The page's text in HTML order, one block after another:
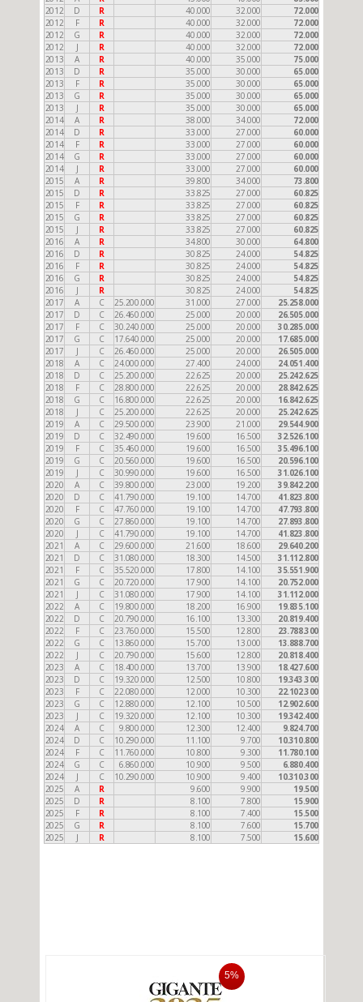
2012
D R 40.000 32.000
72.000
2012
F R 40.000 32.000
72.000
2012
G R 40.000 32.000
72.000
2012
J R 40.000 32.000
72.000
2013
A R 40.000 35.000
75.000
2013
D R 35.000 30.000
65.000
2013
F R 35.000 30.000
65.000
2013
G R 35.000 30.000
65.000
2013
J R 35.000 30.000
65.000
2014
A R 38.000 34.000
72.000
2014
D R 33.000 27.000
60.000
2014
F R 33.000 27.000
60.000
2014
G R 33.000 27.000
60.000
2014
J R 33.000 27.000
60.000
2015
A R 39.800 34.000
73.800
2015
D R 33.825 27.000
60.825
2015
F R 33.825 27.000
60.825
2015
G R 33.825 27.000
60.825
2015
J R 33.825 27.000
60.825
2016
A R 34.800 30.000
64.800
2016
D R 30.825 24.000
54.825
2016
F R 30.825 24.000
54.825
2016
G R 30.825 24.000
54.825
2016
J R 30.825 24.000
54.825
2017
A C 25.200.000 31.000 27.000
25.258.000
2017
D C 26.460.000 25.000 20.000
26.505.000
2017
F C 30.240.000 25.000 20.000
30.285.000
2017
G C 17.640.000 25.000 20.000
17.685.000
2017
J C 26.460.000 25.000 20.000
26.505.000
2018
A C 24.000.000 27.400 24.000
24.051.400
2018
D C 25.200.000 22.625 20.000
25.242.625
2018
F C 28.800.000 22.625 20.000
28.842.625
2018
G C 16.800.000 22.625 20.000
16.842.625
2018
J C 25.200.000 22.625 20.000
25.242.625
2019
A C 29.500.000 23.900 21.000
29.544.900
2019
D C 32.490.000 19.600 16.500
32.526.100
2019
F C 35.460.000 19.600 16.500
35.496.100
2019
G C 20.560.000 19.600 16.500
20.596.100
2019
J C 30.990.000 19.600 16.500
31.026.100
2020
A C 39.800.000 23.000 19.200
39.842.200
2020
D C 41.790.000 19.100 14.700
41.823.800
2020
F C 47.760.000 19.100 14.700
47.793.800
2020
G C 27.860.000 19.100 14.700
27.893.800
2020
J C 41.790.000 19.100 14.700
41.823.800
2021
A C 29.600.000 21.600 18.600
29.640.200
2021
D C 31.080.000 18.300 14.500
31.112.800
2021
F C 35.520.000 17.800 14.100
35.551.900
2021
G C 20.720.000 17.900 14.100
20.752.000
2021
J C 31.080.000 17.900 14.100
31.112.000
2022
A C 19.800.000 18.200 16.900
19.835.100
2022
D C 20.790.000 16.100 13.300
20.819.400
2022
F C 23.760.000 15.500 12.800
23.788.300
2022
G C 13.860.000 15.700 13.000
13.888.700
2022
J C 20.790.000 15.600 12.800
20.818.400
2023
A C 18.400.000 13.700 13.900
18.427.600
2023
D C 19.320.000 12.500 10.800
19.343.300
2023
F C 22.080.000 12.000 10.300
22.102.300
2023
G C 12.880.000 12.100 10.500
12.902.600
2023
J C 19.320.000 12.100 10.300
19.342.400
2024
A C 9.800.000 12.300 12.400
9.824.700
2024
D C 10.290.000 11.100 9.700
10.310.800
2024
F C 11.760.000 10.800 9.300
11.780.100
2024
G C 6.860.000 10.900 9.500
6.880.400
2024
J C 10.290.000 10.900 9.400
10.310.300
2025
A R 9.600 9.900
19.500
2025
D R 8.100 7.800
15.900
2025
F R 8.100 7.400
15.500
2025
G R 8.100 7.600
15.700
2025
J R 8.100 7.500 15.600
5%